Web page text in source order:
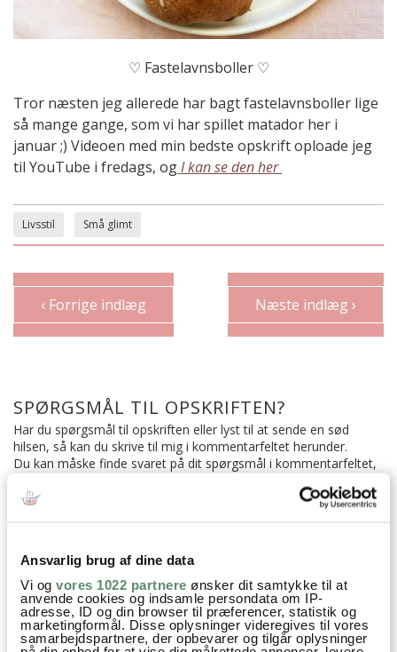
Ansvarlig brug af dine data
Vi og vores 1022 partnere ønsker dit samtykke til at
anvende cookies og indsamle persondata om IP-
adresse, ID og din browser til præferencer, statistik og
marketingformål. Disse oplysninger videregives til vores
samarbejdspartnere, der opbevarer og tilgår oplysninger
♡ Fastelavnsboller ♡
Tror næsten jeg allerede har bagt fastelavnsboller lige
så mange gange, som vi har spillet matador her i
januar ;) Videoen med min bedste opskrift oploade jeg
til YouTube i fredags, ogI kan se den her
Livsstil Små glimt
‹ Forrige indlæg Næste indlæg ›
SPØRGSMÅL TIL OPSKRIFTEN?
Har du spørgsmål til opskriften eller lyst til at sende en sød
hilsen, så kan du skrive til mig i kommentarfeltet herunder.
Du kan måske finde svaret på dit spørgsmål i kommentarfeltet,
denne side
, hvor jeg giver svar på mange 'ofte stillede
7 KOMMENTARER
Sara: